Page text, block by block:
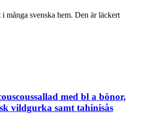
många svenska hem. Den är läckert
med bl a bönor,
vildgurka samt tahinisås